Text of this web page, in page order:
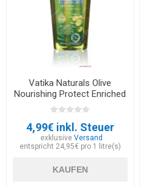
Vatika Naturals Olive
Nourishing Protect Enriched
Hair Oil 200ml
4,99€ inkl. Steuer
exklusiveVersand
entspricht 24,95€ pro 1 litre(s)
KAUFEN